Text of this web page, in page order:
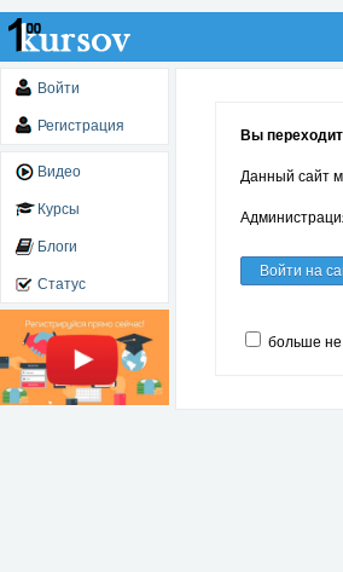
Войти
Регистрация
Видео
Курсы
Блоги
Статус
Вы
Данный сайт
Войти на
больше не